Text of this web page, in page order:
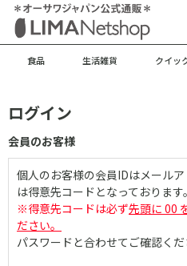
食品 生活雑貨 クイッ
ログイン
会員のお客様
個人のお客様の会員IDはメール
は得意先コードとなっております。
※得意先コードは必ず先頭に 00
ださい。
パスワードと合わせてご確認くだ